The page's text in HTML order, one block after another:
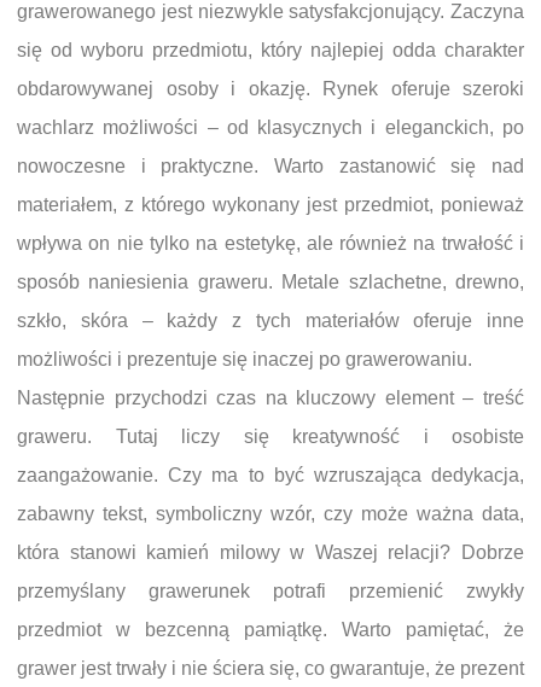
grawerowanego jest niezwykle satysfakcjonujący. Zaczyna
się od wyboru przedmiotu, który najlepiej odda charakter
obdarowywanej osoby i okazję. Rynek oferuje szeroki
wachlarz możliwości – od klasycznych i eleganckich, po
nowoczesne i praktyczne. Warto zastanowić się nad
materiałem, z którego wykonany jest przedmiot, ponieważ
wpływa on nie tylko na estetykę, ale również na trwałość i
sposób naniesienia graweru. Metale szlachetne, drewno,
szkło, skóra – każdy z tych materiałów oferuje inne
możliwości i prezentuje się inaczej po grawerowaniu.
Następnie przychodzi czas na kluczowy element – treść
graweru. Tutaj liczy się kreatywność i osobiste
zaangażowanie. Czy ma to być wzruszająca dedykacja,
zabawny tekst, symboliczny wzór, czy może ważna data,
która stanowi kamień milowy w Waszej relacji? Dobrze
przemyślany grawerunek potrafi przemienić zwykły
przedmiot w bezcenną pamiątkę. Warto pamiętać, że
grawer jest trwały i nie ściera się, co gwarantuje, że prezent